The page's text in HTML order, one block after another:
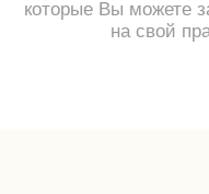
которые Вы можете
на свой